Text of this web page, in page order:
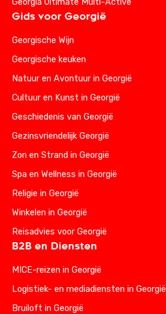
Gids voor Georgië
Georgische Wijn
Georgische keuken
Natuur en Avontuur in Georgië
Cultuur en Kunst in Georgië
Geschiedenis van Georgië
Gezinsvriendelijk Georgië
Zon en Strand in Georgië
Spa en Wellness in Georgië
Religie in Georgië
Winkelen in Georgië
Reisadvies voor Georgië
B2B en Diensten
MICE-reizen in Georgië
Logistiek- en mediadiensten in Georgië
Bruiloft in Georgië